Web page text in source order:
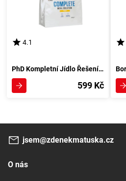
4.1
PhD Kompletní Jídlo Řešení 840 g hruška
599 Kč
jsem@zdenekmatuska.cz
O nás